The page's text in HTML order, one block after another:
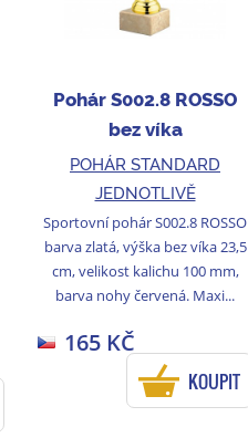
Pohár S002.8 ROSSO
bez víka
POHÁR STANDARD
JEDNOTLIVĚ
Sportovní pohár S002.8 ROSSO
barva zlatá, výška bez víka 23,5
cm, velikost kalichu 100 mm,
barva nohy červená. Maxi...
165 KČ
KOUPIT